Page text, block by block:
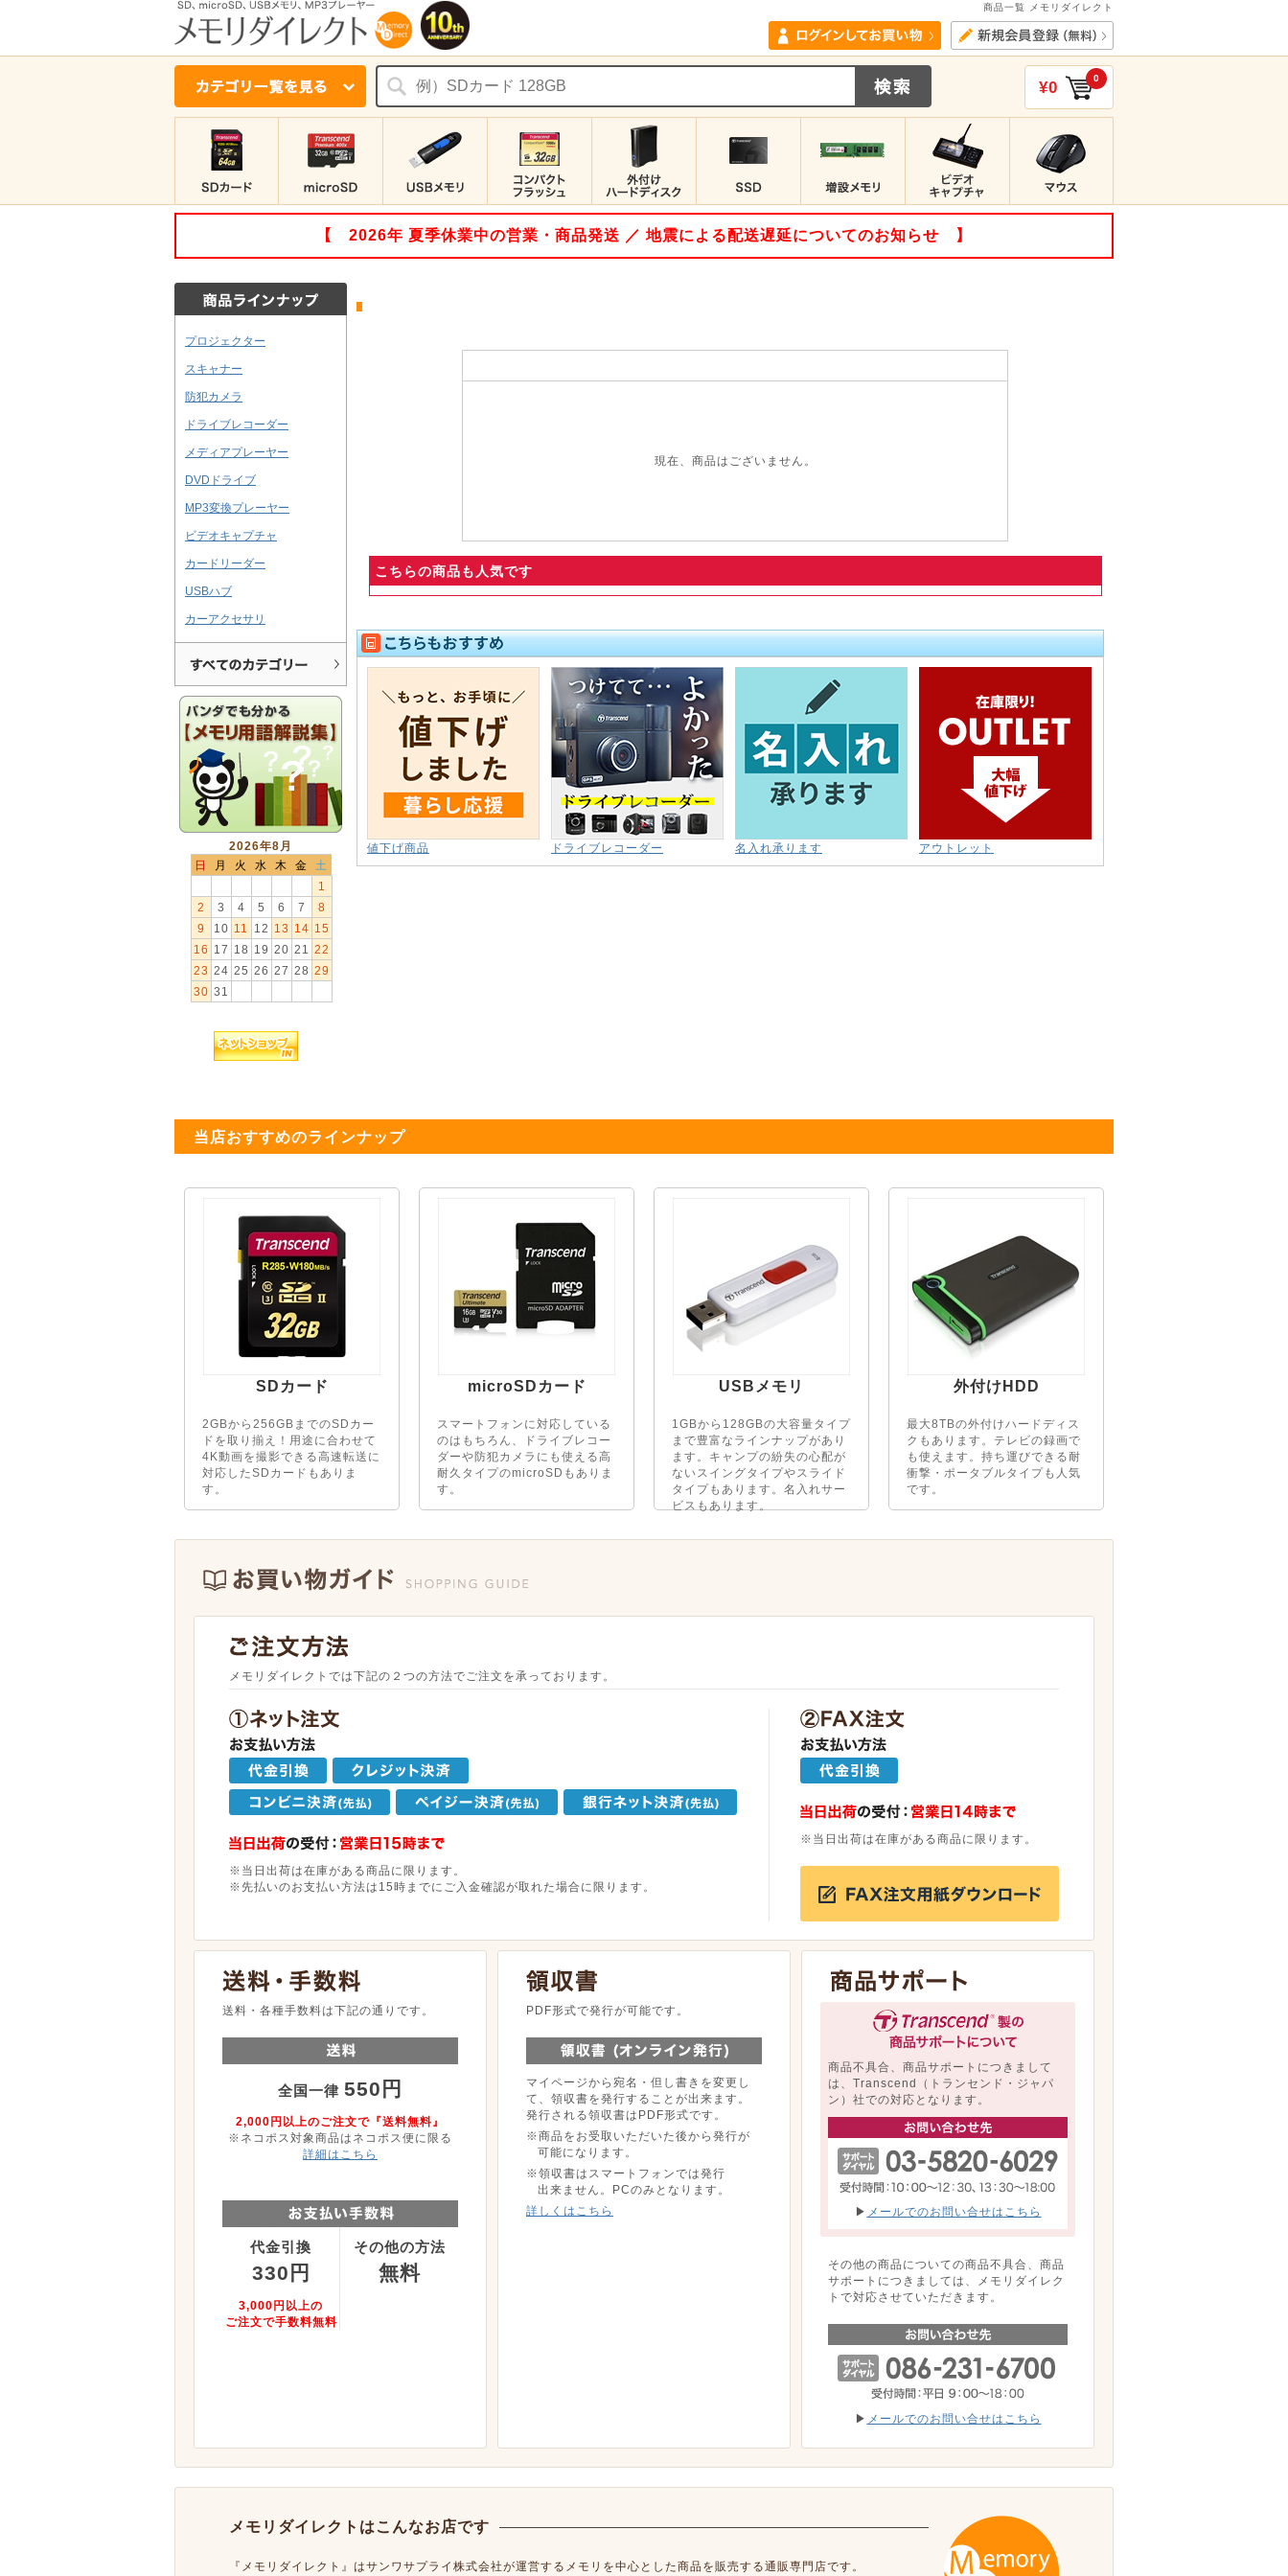
商品一覧 メモリダイレクト
¥0 0
【 2026年 夏季休業中の営業・商品発送 ／ 地震による配送遅延についてのお知らせ 】
プロジェクター
スキャナー
防犯カメラ
ドライブレコーダー
メディアプレーヤー
DVDドライブ
MP3変換プレーヤー
ビデオキャプチャ
カードリーダー
USBハブ
カーアクセサリ
2026年8月
日
月 火 水 木 金
土
1
2
3 4 5 6 7
8
9
10 11 12 13 14 15
16
17 18 19 20 21
22
23 24 25 26 27 28 29
30 31
現在、商品はございません。
こちらの商品も人気です
値下げ商品 ドライブレコーダー 名入れ承ります アウトレット
当店おすすめのラインナップ
SDカード
2GBから256GBまでのSDカー
ドを取り揃え！用途に合わせて
4K動画を撮影できる高速転送に
対応したSDカードもありま
す。
microSDカード
スマートフォンに対応している
のはもちろん、ドライブレコー
ダーや防犯カメラにも使える高
耐久タイプのmicroSDもありま
す。
USBメモリ
1GBから128GBの大容量タイプ
まで豊富なラインナップがあり
ます。キャンプの紛失の心配が
ないスイングタイプやスライド
タイプもあります。名入れサー
ビスもあります。
外付けHDD
最大8TBの外付けハードディス
クもあります。テレビの録画で
も使えます。持ち運びできる耐
衝撃・ポータブルタイプも人気
です。
メモリダイレクトでは下記の２つの方法でご注文を承っております。
※当日出荷は在庫がある商品に限ります。
※先払いのお支払い方法は15時までにご入金確認が取れた場合に限ります。
※当日出荷は在庫がある商品に限ります。
送料・各種手数料は下記の通りです。
全国一律 550円
2,000円以上のご注文で『送料無料』
※ネコポス対象商品はネコポス便に限る
詳細はこちら
代金引換
330円
3,000円以上の
ご注文で手数料無料
その他の方法
無料
PDF形式で発行が可能です。
マイページから宛名・但し書きを変更し
て、領収書を発行することが出来ます。
発行される領収書はPDF形式です。
※商品をお受取いただいた後から発行が
可能になります。
※領収書はスマートフォンでは発行
出来ません。PCのみとなります。
詳しくはこちら
商品不具合、商品サポートにつきまして
は、Transcend（トランセンド・ジャパ
ン）社での対応となります。
▶ メールでのお問い合せはこちら
その他の商品についての商品不具合、商品
サポートにつきましては、メモリダイレク
トで対応させていただきます。
▶ メールでのお問い合せはこちら
メモリダイレクトはこんなお店です
『メモリダイレクト』はサンワサプライ株式会社が運営するメモリを中心とした商品を販売する通販専門店です。